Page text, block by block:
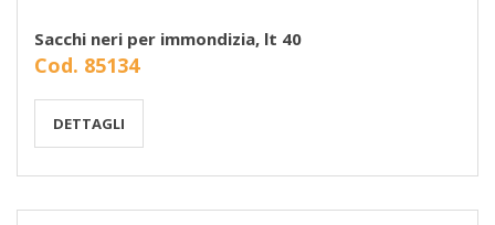
Sacchi neri per immondizia, lt 40
Cod. 85134
DETTAGLI